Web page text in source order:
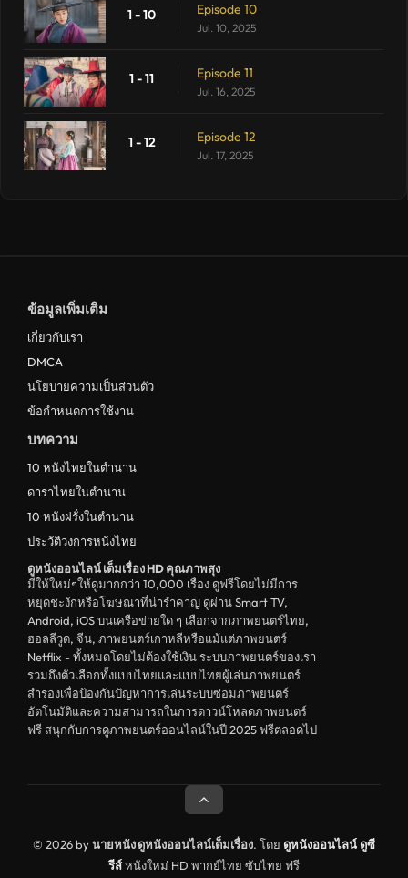
1 - 10 Episode 10
Jul. 10, 2025
1 - 11 Episode 11
Jul. 16, 2025
1 - 12 Episode 12
Jul. 17, 2025
ข้อมูลเพิ่มเติม
เกี่ยวกับเรา
DMCA
นโยบายความเป็นส่วนตัว
ข้อกำหนดการใช้งาน
บทความ
10 หนังไทยในตำนาน
ดาราไทยในตำนาน
10 หนังฝรั่งในตำนาน
ประวัติวงการหนังไทย
ดูหนังออนไลน์ เต็มเรื่อง HD คุณภาพสุง
มีให้ใหม่ๆให้ดูมากกว่า 10,000 เรื่อง ดูฟรีโดยไม่มีการ
หยุดชะงักหรือโฆษณาที่น่ารำคาญ ดูผ่าน Smart TV,
Android, iOS บนเครือข่ายใด ๆ เลือกจากภาพยนตร์ไทย,
ฮอลลีวูด, จีน, ภาพยนตร์เกาหลีหรือแม้แต่ภาพยนตร์
Netflix - ทั้งหมดโดยไม่ต้องใช้เงิน ระบบภาพยนตร์ของเรา
รวมถึงตัวเลือกทั้งแบบไทยและแบบไทยผู้เล่นภาพยนตร์
สำรองเพื่อป้องกันปัญหาการเล่นระบบซ่อมภาพยนตร์
อัตโนมัติและความสามารถในการดาวน์โหลดภาพยนตร์
ฟรี สนุกกับการดูภาพยนตร์ออนไลน์ในปี 2025 ฟรีตลอดไป
© 2026 byนายหนัง ดูหนังออนไลน์เต็มเรื่อง. โดย ดูหนังออนไลน์ ดูซี
รีส์หนังใหม่ HD พากย์ไทย ซับไทย ฟรี